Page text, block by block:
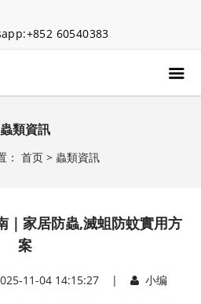
60540383
蟲類資訊
： 首页> 蟲類資訊
｜家居防蟲,滅蛆防蚊實用方
案
11-04 14:15:27 | 小编